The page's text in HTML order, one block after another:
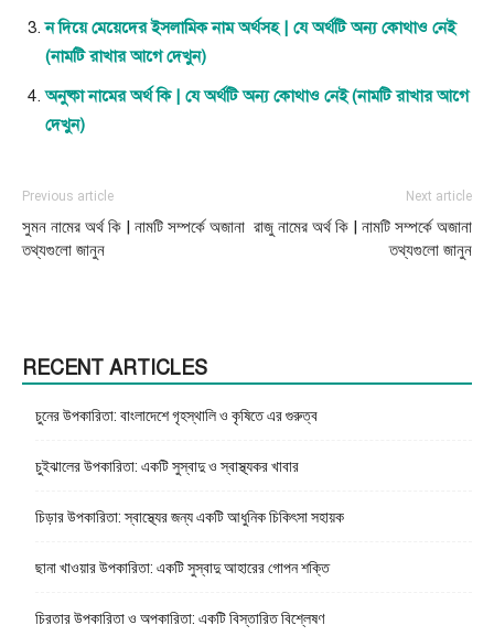
ন দিয়ে মেয়েদের ইসলামিক নাম অর্থসহ | যে অর্থটি অন্য কোথাও নেই
(নামটি রাখার আগে দেখুন)
অনুষ্কা নামের অর্থ কি | যে অর্থটি অন্য কোথাও নেই (নামটি রাখার আগে
দেখুন)
Previous article
সুমন নামের অর্থ কি | নামটি সম্পর্কে অজানা
তথ্যগুলো জানুন
Next article
রাজু নামের অর্থ কি | নামটি সম্পর্কে অজানা
তথ্যগুলো জানুন
RECENT ARTICLES
চুনের উপকারিতা: বাংলাদেশে গৃহস্থালি ও কৃষিতে এর গুরুত্ব
চুইঝালের উপকারিতা: একটি সুস্বাদু ও স্বাস্থ্যকর খাবার
চিড়ার উপকারিতা: স্বাস্থ্যের জন্য একটি আধুনিক চিকিৎসা সহায়ক
ছানা খাওয়ার উপকারিতা: একটি সুস্বাদু আহারের গোপন শক্তি
চিরতার উপকারিতা ও অপকারিতা: একটি বিস্তারিত বিশ্লেষণ